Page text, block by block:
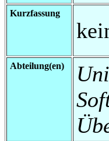
Kurzfassung
Abteilung(en)